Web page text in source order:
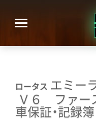
ロータス エミー
Ｖ６ ファー
車保証・記録簿